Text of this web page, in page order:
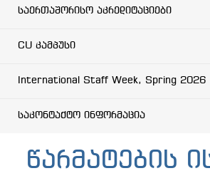
საერთაშორისო აკრედიტაციები
CU კამპუსი
International Staff Week, Spring 2026
საკონტაქტო ინფორმაცია
წარმატების